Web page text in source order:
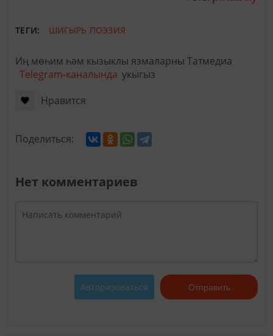
ТЕГИ: ШИГЫРЬ ПОЭЗИЯ
Иң мөһим һәм кызыклы язмаларны Татмедиа
Telegram-каналында укыгыз
Нравится
Поделиться:
Нет комментариев
Авторизоваться Отправить